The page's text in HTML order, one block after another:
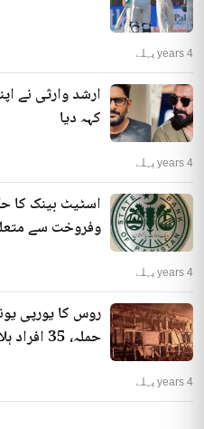
4 years پہلے
ارشد وارثی نے
کہہ دیا
4 years پہلے
اسٹیٹ بینک کا
وفروخت سے
4 years پہلے
روس کا یورپی
حملہ، 35 افراد ہلاک
4 years پہلے